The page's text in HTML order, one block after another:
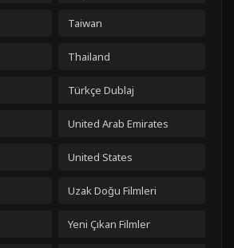
Taiwan
Thailand
Türkçe Dublaj
United Arab Emirates
United States
Uzak Doğu Filmleri
Yeni Çıkan Filmler